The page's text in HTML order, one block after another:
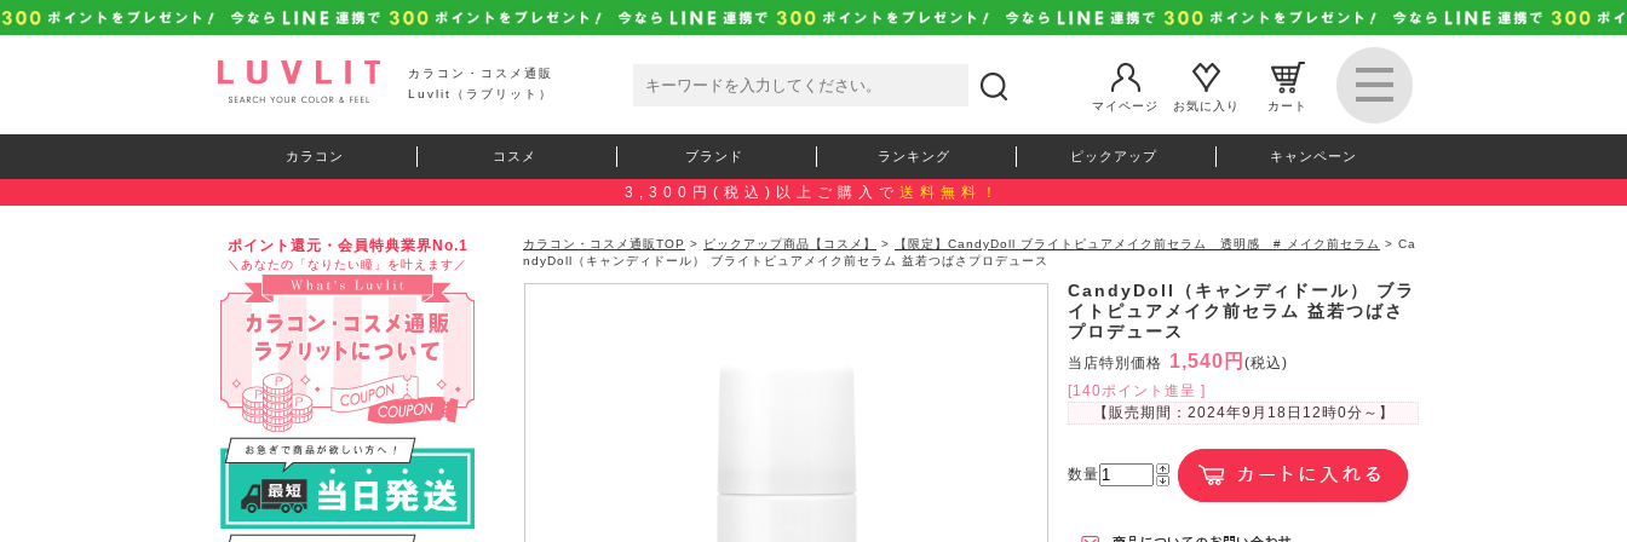
カラコン・コスメ通販
Luvlit（ラブリット）
マイページ
お気に入り カート
カラコン コスメ ブランド ランキング ピックアップ キャンペーン
3,300円(税込)以上ご購入で 送料無料！
ポイント還元・会員特典業界No.1
＼あなたの「なりたい瞳」を叶えます／
カラコン・コスメ通販TOP > ピックアップ商品【コスメ】 > 【限定】CandyDoll ブライトピュアメイク前セラム 透明感 # メイク前セラム > Ca
ndyDoll（キャンディドール） ブライトピュアメイク前セラム 益若つばさプロデュース
CandyDoll（キャンディドール） ブラ
イトピュアメイク前セラム 益若つばさ
プロデュース
当店特別価格 1,540円 (税込)
[140ポイント進呈 ]
【販売期間： 2024年9月18日12時0分 ～】
数量